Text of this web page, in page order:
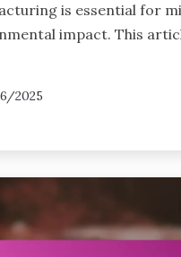
is essential for
impact. This
2025